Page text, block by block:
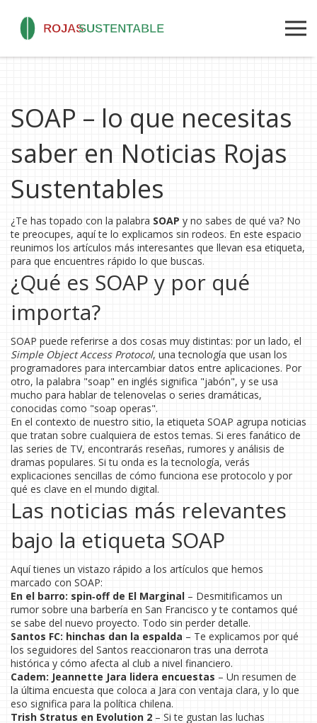
SOAP – lo que necesitas
saber en Noticias Rojas
Sustentables
¿Te has topado con la palabra SOAP y no sabes de qué va? No
te preocupes, aquí te lo explicamos sin rodeos. En este espacio
reunimos los artículos más interesantes que llevan esa etiqueta,
para que encuentres rápido lo que buscas.
¿Qué es SOAP y por qué
importa?
SOAP puede referirse a dos cosas muy distintas: por un lado, el
Simple Object Access Protocol, una tecnología que usan los
programadores para intercambiar datos entre aplicaciones. Por
otro, la palabra "soap" en inglés significa "jabón", y se usa
mucho para hablar de telenovelas o series dramáticas,
conocidas como "soap operas".
En el contexto de nuestro sitio, la etiqueta SOAP agrupa noticias
que tratan sobre cualquiera de estos temas. Si eres fanático de
las series de TV, encontrarás reseñas, rumores y análisis de
dramas populares. Si tu onda es la tecnología, verás
explicaciones sencillas de cómo funciona ese protocolo y por
qué es clave en el mundo digital.
Las noticias más relevantes
bajo la etiqueta SOAP
Aquí tienes un vistazo rápido a los artículos que hemos
marcado con SOAP:
En el barro: spin‑off de El Marginal – Desmitificamos un
rumor sobre una barbería en San Francisco y te contamos qué
se sabe del nuevo proyecto. Todo sin perder detalle.
Santos FC: hinchas dan la espalda – Te explicamos por qué
los seguidores del Santos reaccionaron tras una derrota
histórica y cómo afecta al club a nivel financiero.
Cadem: Jeannette Jara lidera encuestas – Un resumen de
la última encuesta que coloca a Jara con ventaja clara, y lo que
eso significa para la política chilena.
Trish Stratus en Evolution 2 – Si te gustan las luchas